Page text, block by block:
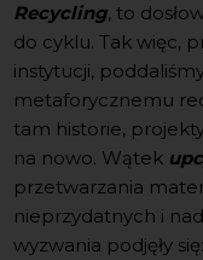
Recycling, to
do cyklu. Tak więc,
instytucji,
metaforycznemu
tam historie,
na nowo. Wątek
przetwarzania
nieprzydatnych i
wyzwania podjęły się: